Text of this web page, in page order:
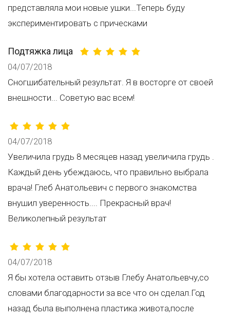
представляла мои новые ушки...Теперь буду
экспериментировать с прическами
Подтяжка лица
04/07/2018
Сногшибательный результат. Я в восторге от своей
внешности... Советую вас всем!
04/07/2018
Увеличила грудь 8 месяцев назад увеличила грудь .
Каждый день убеждаюсь, что правильно выбрала
врача! Глеб Анатольевич с первого знакомства
внушил уверенность.... Прекрасный врач!
Великолепный результат
04/07/2018
Я бы хотела оставить отзыв Глебу Анатольевчу,со
словами благодарности за все что он сделал.Год
назад была выполнена пластика живота,после